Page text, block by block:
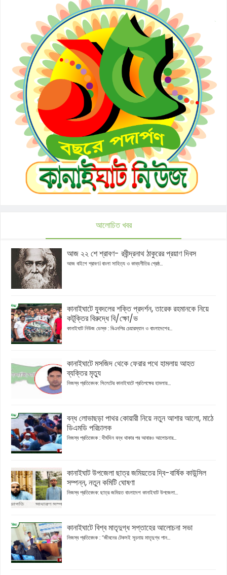
আলোচিত খবর
আজ ২২ শে শ্রাবণ- রবীন্দ্রনাথ ঠাকুরের প্রয়াণ দিবস
আজ বাইশে শ্রাবণ। বাংলা সাহিত্য ও কাব্যগীতির শ্রেষ্ঠ...
কানাইঘাটে যুবদলের শক্তি প্রদর্শন, তারেক রহমানকে নিয়ে
কটূক্তির বিরুদ্ধে বি/ক্ষো/ভ
কানাইঘাট নিউজ ডেস্ক : বিএনপির চেয়ারম্যান ও বাংলাদেশের...
কানাইঘাটে মসজিদ থেকে ফেরার পথে হামলায় আহত
ব্যক্তির মৃত্যু
নিজস্ব প্রতিবেদক: সিলেটের কানাইঘাটে প্রতিপক্ষের হামলায়...
বন্ধ লোভাছড়া পাথর কোয়ারী নিয়ে নতুন আশার আলো, মাঠে
ডিএমডি পরিচালক
নিজস্ব প্রতিবেদক : দীর্ঘদিন বন্ধ থাকার পর আবারও আলোচনার...
কানাইঘাট উপজেলা ছাত্র জমিয়তের দ্বি-বার্ষিক কাউন্সিল
সম্পন্ন, নতুন কমিটি ঘোষণা
নিজস্ব প্রতিবেদক: ছাত্র জমিয়ত বাংলাদেশ কানাইঘাট উপজেলা...
কানাইঘাটে বিশ্ব মাতৃদুগ্ধ সপ্তাহের আলোচনা সভা
নিজস্ব প্রতিবেদক : “জীবনের টেকসই সূচনায় মাতৃদুগ্ধ পান...